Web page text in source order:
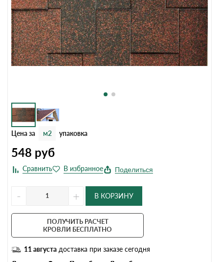
Цена за м2 упаковка
548 руб
Поделиться
- + В КОРЗИНУ
ПОЛУЧИТЬ РАСЧЕТ
КРОВЛИ БЕСПЛАТНО
11 августа доставка при заказе сегодня